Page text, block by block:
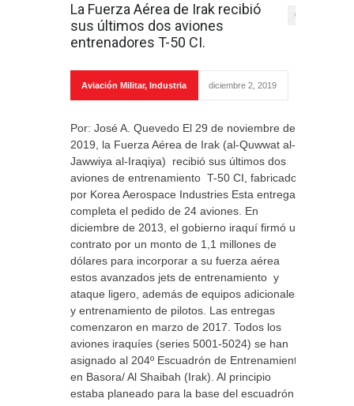
La Fuerza Aérea de Irak recibió
sus últimos dos aviones
entrenadores T-50 CI.
0
Aviación Militar, Industria diciembre 2, 2019
Por: José A. Quevedo El 29 de noviembre de
2019, la Fuerza Aérea de Irak (al-Quwwat al-
Jawwiya al-Iraqiya) recibió sus últimos dos
aviones de entrenamiento T-50 CI, fabricados
por Korea Aerospace Industries Esta entrega
completa el pedido de 24 aviones. En
diciembre de 2013, el gobierno iraquí firmó un
contrato por un monto de 1,1 millones de
dólares para incorporar a su fuerza aérea
estos avanzados jets de entrenamiento y
ataque ligero, además de equipos adicionales
y entrenamiento de pilotos. Las entregas
comenzaron en marzo de 2017. Todos los
aviones iraquíes (series 5001-5024) se han
asignado al 204º Escuadrón de Entrenamiento
en Basora/ Al Shaibah (Irak). Al principio
estaba planeado para la base del escuadrón